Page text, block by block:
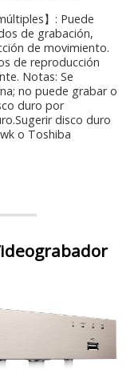
】: Puede
de grabación,
de movimiento.
de reproducción
Notas: Se
no puede grabar o
duro por
disco duro
o Toshiba